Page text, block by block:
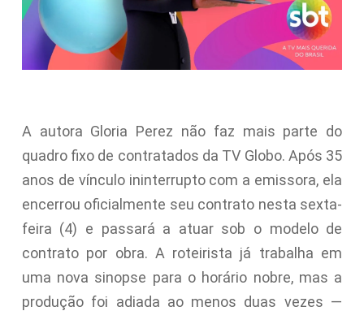
A autora Gloria Perez não faz mais parte do
quadro fixo de contratados da TV Globo. Após 35
anos de vínculo ininterrupto com a emissora, ela
encerrou oficialmente seu contrato nesta sexta-
feira (4) e passará a atuar sob o modelo de
contrato por obra. A roteirista já trabalha em
uma nova sinopse para o horário nobre, mas a
produção foi adiada ao menos duas vezes —